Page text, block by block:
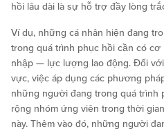
hồi lâu dài là sự hỗ trợ đầy lòng
Ví dụ, những cá nhân hiện đang
trong quá trình phục hồi cần có
nhập — lực lượng lao động. Đối
vực, việc áp dụng các phương
những người đang trong quá trình
rộng nhóm ứng viên trong thời
này. Thêm vào đó, những người